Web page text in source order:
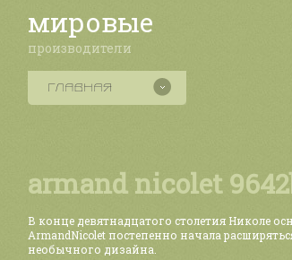
мировые
производители
armand nicolet
В конце девятнадцатого столетия Николе
ArmandNicolet постепенно начала
необычного дизайна.